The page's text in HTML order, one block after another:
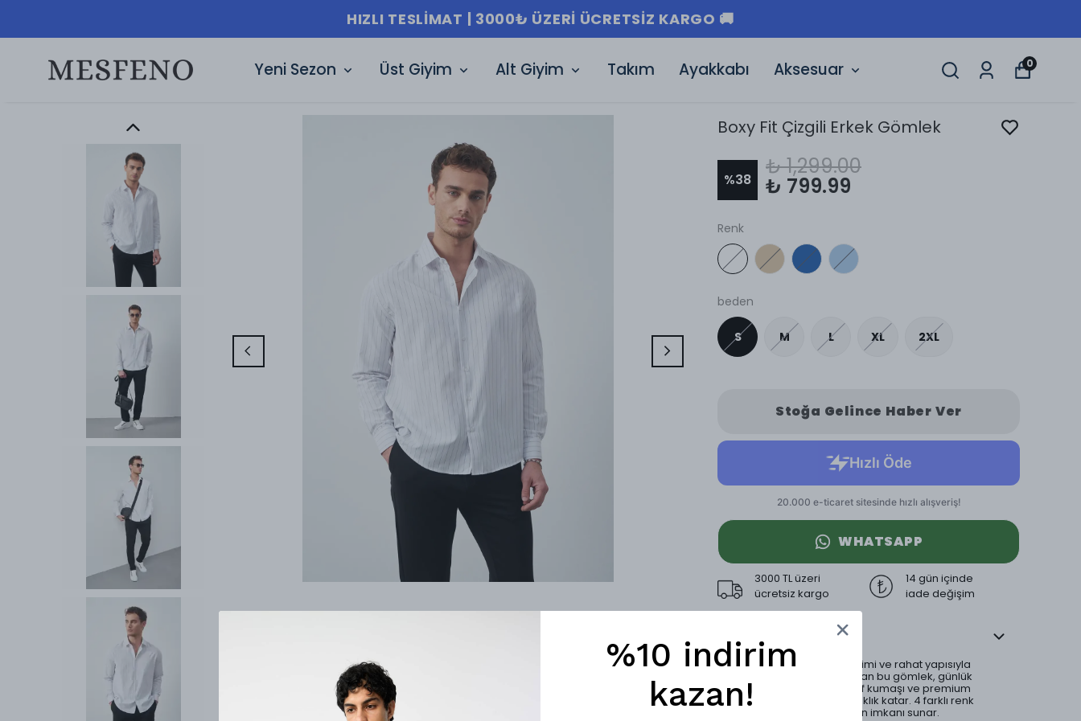
HIZLI TESLIMAT | 3000₺ ÜZERI ÜCRETSIZ KARGO 🚚
Yeni Sezon Üst Giyim Alt Giyim Takım Ayakkabı Aksesuar 0
Boxy Fit Çizgili Erkek Gömlek
%38
₺ 1,299.00
₺ 799.99
Renk
beden
S M L XL 2XL
Stoğa Gelince Haber Ver
WHATSAPP
3000 TL üzeri
ücretsiz kargo
14 gün içinde
iade değişim
Ürün Açıklaması
Çizgili deseni, boxy fit kesimi ve rahat yapısıyla
modern bir görünüm sunan bu gömlek, günlük
kullanım için idealdir. Hafif kumaşı ve premium
dokusu ile her kombine şıklık katar. 4 farklı renk
seçeneği ile geniş kombin imkanı sunar.
%10 indirim
kazan!